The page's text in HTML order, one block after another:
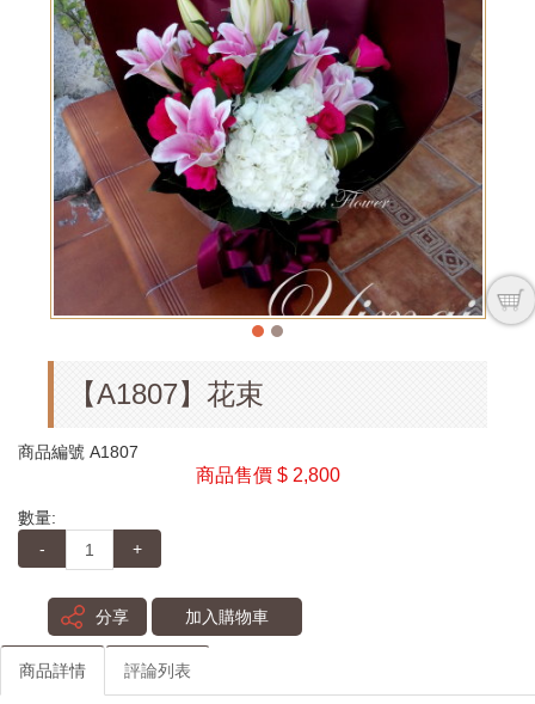
【A1807】花束
商品編號 A1807
商品售價 $ 2,800
數量:
-
+
分享 加入購物車
商品詳情 評論列表